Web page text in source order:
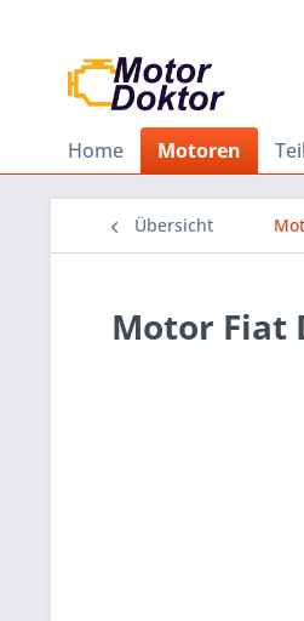
Home Motoren
Übersicht
Motor Fiat